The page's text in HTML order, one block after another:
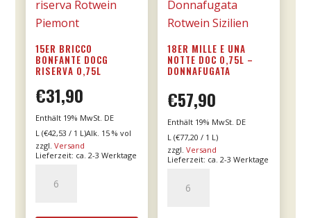
15ER BRICCO
BONFANTE DOCG
RISERVA 0,75L
€31,90
Enthält 19% MwSt. DE
L (€42,53 / 1 L)Alk. 15 % vol
zzgl. Versand
Lieferzeit: ca. 2-3 Werktage
Bricco
18ER MILLE E UNA
NOTTE DOC 0,75L –
DONNAFUGATA
€57,90
Enthält 19% MwSt. DE
L (€77,20 / 1 L)
zzgl.Versand
Lieferzeit: ca. 2-3 Werktage
Mille